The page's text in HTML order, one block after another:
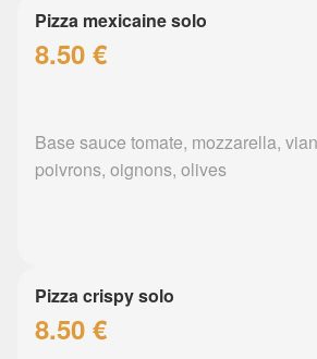
Pizza mexicaine solo
8.50 €
Base sauce tomate, mozzarella,
poivrons, oignons, olives
Pizza crispy solo
8.50 €